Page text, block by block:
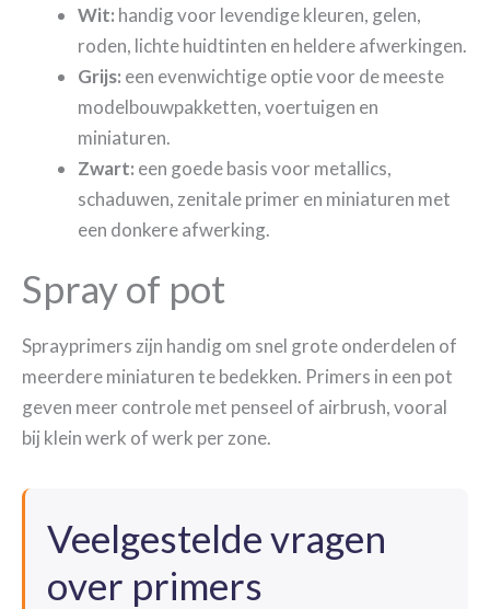
Wit: handig voor levendige kleuren, gelen,
roden, lichte huidtinten en heldere afwerkingen.
Grijs: een evenwichtige optie voor de meeste
modelbouwpakketten, voertuigen en
miniaturen.
Zwart: een goede basis voor metallics,
schaduwen, zenitale primer en miniaturen met
een donkere afwerking.
Spray of pot
Sprayprimers zijn handig om snel grote onderdelen of
meerdere miniaturen te bedekken. Primers in een pot
geven meer controle met penseel of airbrush, vooral
bij klein werk of werk per zone.
Veelgestelde vragen
over primers